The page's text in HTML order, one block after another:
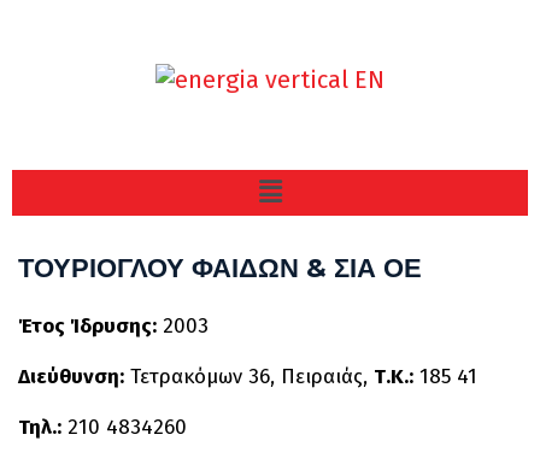
ΤΟΥΡΙΟΓΛΟΥ ΦΑΙΔΩΝ & ΣΙΑ ΟΕ
Έτος Ίδρυσης: 2003
Διεύθυνση: Τετρακόμων 36, Πειραιάς, Τ.Κ.: 185 41
Τηλ.: 210 4834260